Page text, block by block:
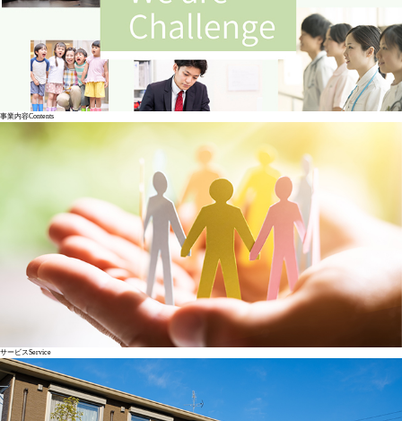
事業内容Contents
サービスService